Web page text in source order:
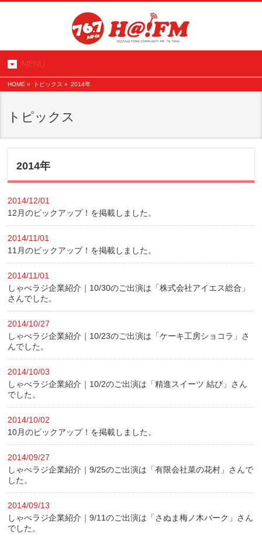
MENU
HOME » トピックス » 2014年
トピックス
2014年
2014/12/01
12月のピックアップ！を掲載しました。
2014/11/01
11月のピックアップ！を掲載しました。
2014/11/01
しゃべラジ企業紹介｜10/30のご出演は「株式会社アイエス総合」
さんでした。
2014/10/27
しゃべラジ企業紹介｜10/23のご出演は「ケーキ工房ショコラ」さ
んでした。
2014/10/03
しゃべラジ企業紹介｜10/2のご出演は「精進スイーツ 結び」さん
でした。
2014/10/02
10月のピックアップ！を掲載しました。
2014/09/27
しゃべラジ企業紹介｜9/25のご出演は「有限会社菜の花村」さんで
した。
2014/09/13
しゃべラジ企業紹介｜9/11のご出演は「さぬま梅ノ木パーク」さん
でした。